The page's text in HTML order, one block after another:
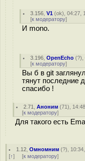
3.156 ,V1 (ok), 04:27,
[к модератору]
И mono.
3.196 ,OpenEcho (?),
[к модератору]
Вы б в git
тянут последние
спасибо !
2.71 ,Аноним (71),
[к модератору]
Для такого есть
1.12 ,Омномним (?),
[↑] [к модератору]